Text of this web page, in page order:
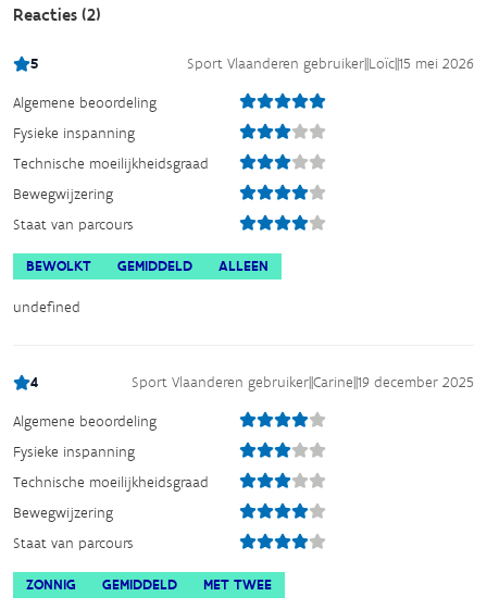
Reacties (2)
5 Sport Vlaanderen gebruiker||Loïc||15 mei 2026
Algemene beoordeling
Fysieke inspanning
Technische moeilijkheidsgraad
Bewegwijzering
Staat van parcours
BEWOLKT GEMIDDELD ALLEEN
undefined
4 Sport Vlaanderen gebruiker||Carine||19 december 2025
Algemene beoordeling
Fysieke inspanning
Technische moeilijkheidsgraad
Bewegwijzering
Staat van parcours
ZONNIG GEMIDDELD MET TWEE